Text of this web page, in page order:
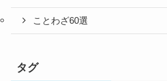
ことわざ60選
タグ